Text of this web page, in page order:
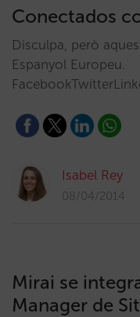
Conectados
Disculpa, però
Espanyol Europeu.
Isabel Rey
08/04/2014
Mirai se
Manager de